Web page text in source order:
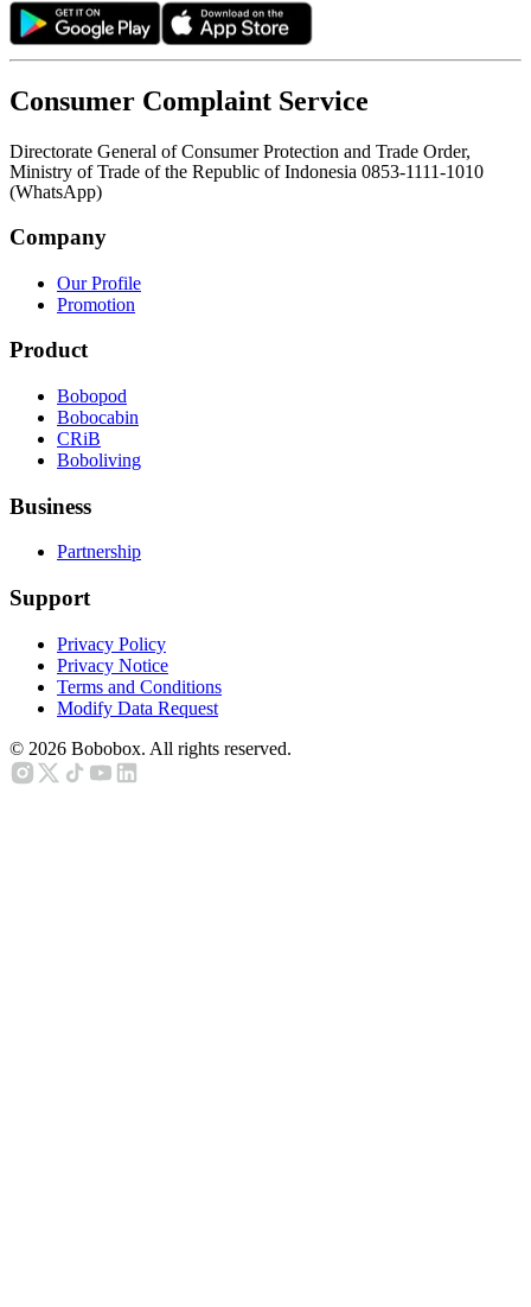
Consumer Complaint Service
Directorate General of Consumer Protection and Trade Order,
Ministry of Trade of the Republic of Indonesia 0853-1111-1010
(WhatsApp)
Company
Our Profile
Promotion
Product
Bobopod
Bobocabin
CRiB
Boboliving
Business
Partnership
Support
Privacy Policy
Privacy Notice
Terms and Conditions
Modify Data Request
© 2026 Bobobox. All rights reserved.